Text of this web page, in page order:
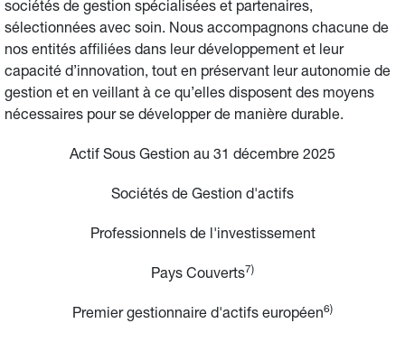
sociétés de gestion spécialisées et partenaires,
sélectionnées avec soin. Nous accompagnons chacune de
nos entités affiliées dans leur développement et leur
capacité d’innovation, tout en préservant leur autonomie de
gestion et en veillant à ce qu’elles disposent des moyens
nécessaires pour se développer de manière durable.
Actif Sous Gestion au 31 décembre 2025
Sociétés de Gestion d'actifs
Professionnels de l'investissement
Pays Couverts7)
Premier gestionnaire d'actifs européen6)